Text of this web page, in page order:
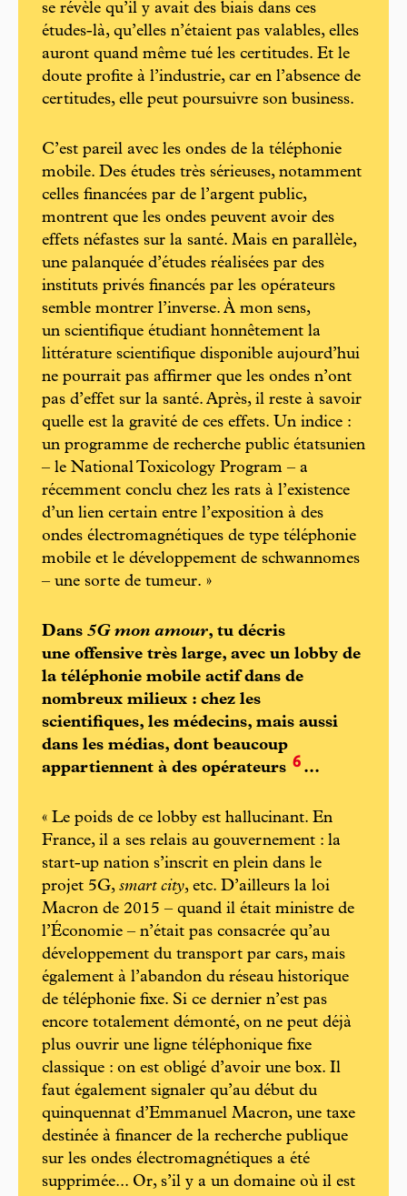
se révèle qu’il y avait des biais dans ces
études-là, qu’elles n’étaient pas valables, elles
auront quand même tué les certitudes. Et le
doute profite à l’industrie, car en l’absence de
certitudes, elle peut poursuivre son business.
C’est pareil avec les ondes de la téléphonie
mobile. Des études très sérieuses, notamment
celles financées par de l’argent public,
montrent que les ondes peuvent avoir des
effets néfastes sur la santé. Mais en parallèle,
une palanquée d’études réalisées par des
instituts privés financés par les opérateurs
semble montrer l’inverse. À mon sens,
un scientifique étudiant honnêtement la
littérature scientifique disponible aujourd’hui
ne pourrait pas affirmer que les ondes n’ont
pas d’effet sur la santé. Après, il reste à savoir
quelle est la gravité de ces effets. Un indice :
un programme de recherche public étatsunien
– le National Toxicology Program – a
récemment conclu chez les rats à l’existence
d’un lien certain entre l’exposition à des
ondes électromagnétiques de type téléphonie
mobile et le développement de schwannomes
– une sorte de tumeur. »
Dans 5G mon amour, tu décris
une offensive très large, avec un lobby de
la téléphonie mobile actif dans de
nombreux milieux : chez les
scientifiques, les médecins, mais aussi
dans les médias, dont beaucoup
appartiennent à des opérateurs 6 ...
« Le poids de ce lobby est hallucinant. En
France, il a ses relais au gouvernement : la
start-up nation s’inscrit en plein dans le
projet 5G, smart city, etc. D’ailleurs la loi
Macron de 2015 – quand il était ministre de
l’Économie – n’était pas consacrée qu’au
développement du transport par cars, mais
également à l’abandon du réseau historique
de téléphonie fixe. Si ce dernier n’est pas
encore totalement démonté, on ne peut déjà
plus ouvrir une ligne téléphonique fixe
classique : on est obligé d’avoir une box. Il
faut également signaler qu’au début du
quinquennat d’Emmanuel Macron, une taxe
destinée à financer de la recherche publique
sur les ondes électromagnétiques a été
supprimée... Or, s’il y a un domaine où il est